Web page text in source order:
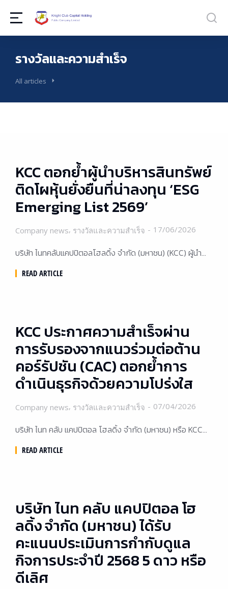
รางวัลและความสำเร็จ
All articles
KCC ตอกย้ำผู้นำบริหารสินทรัพย์
ติดโผหุ้นยั่งยืนที่น่าลงทุน ‘ESG
Emerging List 2569’
Company news, รางวัลและความสำเร็จ 17/06/2026
บริษัท ไนทคลับแคปปิตอลโฮลดิ้ง จำกัด (มหาชน) (KCC) ผู้นำ…
READ ARTICLE
KCC ประกาศความสำเร็จผ่าน
การรับรองจากแนวร่วมต่อต้าน
คอร์รัปชัน (CAC) ตอกย้ำการ
ดำเนินธุรกิจด้วยความโปร่งใส
Company news, รางวัลและความสำเร็จ 07/04/2026
บริษัท ไนท คลับ แคปปิตอล โฮลดิ้ง จำกัด (มหาชน) หรือ KCC…
READ ARTICLE
บริษัท ไนท คลับ แคปปิตอล โฮ
ลดิ้ง จำกัด (มหาชน) ได้รับ
คะแนนประเมินการกำกับดูแล
กิจการประจำปี 2568 5 ดาว หรือ
ดีเลิศ